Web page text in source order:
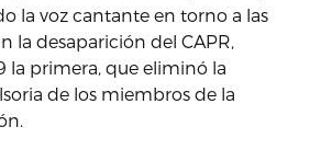
la voz cantante en torno a las
la desaparición del CAPR,
la primera, que eliminó la
de los miembros de la